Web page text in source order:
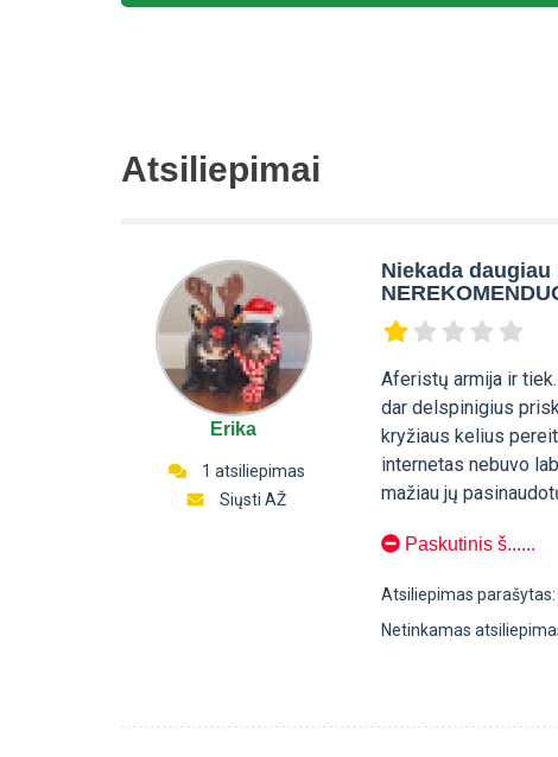
Atsiliepimai
Erika
1 atsiliepimas
Siųsti AŽ
Niekada
Aferistų armija ir
dar delspinigius
kryžiaus kelius
internetas nebuvo
mažiau jų
Paskutinis š......
Atsiliepimas
Netinkamas